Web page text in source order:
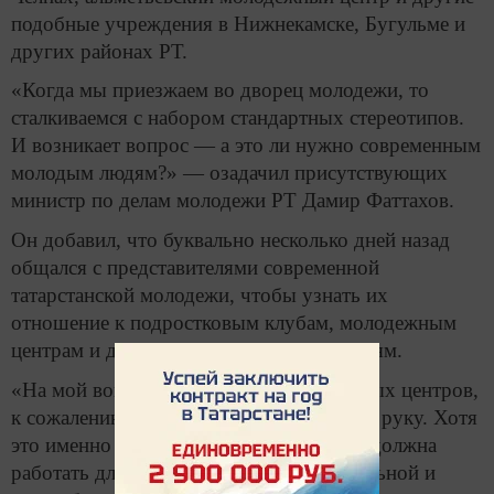
подобные учреждения в Нижнекамске, Бугульме и
других районах РТ.
«Когда мы приезжаем во дворец молодежи, то
сталкиваемся с набором стандартных стереотипов.
И возникает вопрос — а это ли нужно современным
молодым людям?» — озадачил присутствующих
министр по делам молодежи РТ Дамир Фаттахов.
Он добавил, что буквально несколько дней назад
общался с представителями современной
татарстанской молодежи, чтобы узнать их
отношение к подростковым клубам, молодежным
центрам и другим подобным учреждениям.
«На мой вопрос о посещении молодежных центров,
к сожалению, ни один человек не поднял руку. Хотя
это именно та инфраструктура, которая должна
работать для них, быть полезной, актуальной и